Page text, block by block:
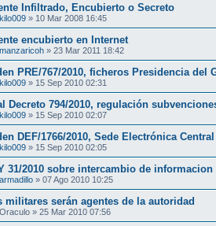
Infiltrado, Encubierto o Secreto
kilo009 » 10 Mar 2008 16:45
encubierto en Internet
manzaricoh » 23 Mar 2011 18:42
PRE/767/2010, ficheros Presidencia del
kilo009 » 15 Sep 2010 02:31
Decreto 794/2010, regulación
kilo009 » 15 Sep 2010 02:07
DEF/1766/2010, Sede Electrónica
kilo009 » 15 Sep 2010 02:05
31/2010 sobre intercambio de informacion
armadillo » 07 Ago 2010 10:25
militares serán agentes de la autoridad
Oraculo » 25 Mar 2010 07:56